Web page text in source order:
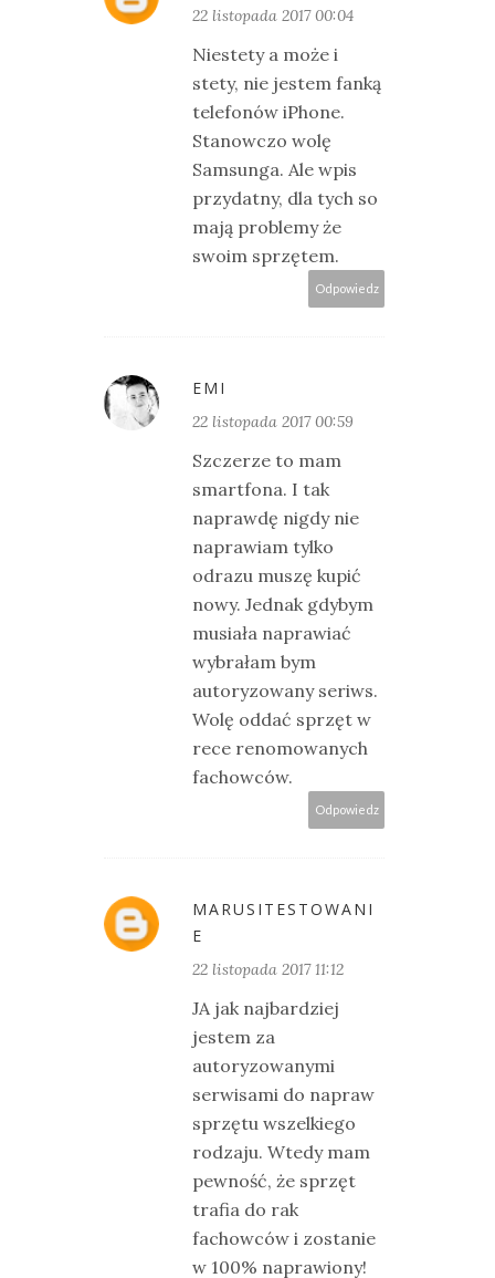
22 listopada 2017 00:04
Niestety a może i
stety, nie jestem fanką
telefonów iPhone.
Stanowczo wolę
Samsunga. Ale wpis
przydatny, dla tych so
mają problemy że
swoim sprzętem.
Odpowiedz
EMI
22 listopada 2017 00:59
Szczerze to mam
smartfona. I tak
naprawdę nigdy nie
naprawiam tylko
odrazu muszę kupić
nowy. Jednak gdybym
musiała naprawiać
wybrałam bym
autoryzowany seriws.
Wolę oddać sprzęt w
rece renomowanych
fachowców.
Odpowiedz
MARUSITESTOWANI
E
22 listopada 2017 11:12
JA jak najbardziej
jestem za
autoryzowanymi
serwisami do napraw
sprzętu wszelkiego
rodzaju. Wtedy mam
pewność, że sprzęt
trafia do rak
fachowców i zostanie
w 100% naprawiony!